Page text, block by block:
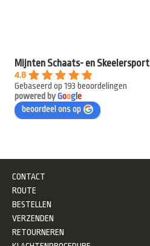
Mijnten Schaats- en Skeelersport
4.8
Gebaseerd op 193 beoordelingen
powered byGooge
beoordeel ons op
CONTACT
ROUTE
BESTELLEN
VERZENDEN
RETOURNEREN